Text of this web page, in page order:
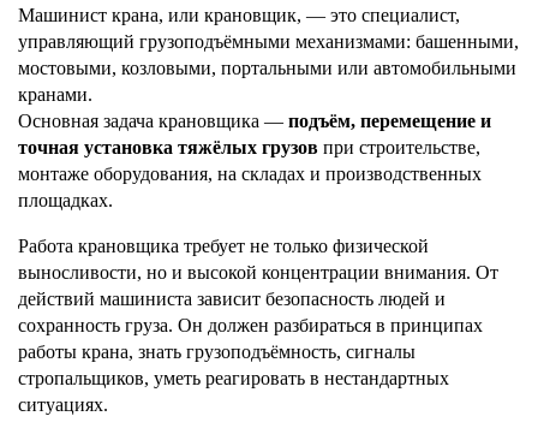
Машинист крана, или крановщик, — это специалист,
управляющий грузоподъёмными механизмами: башенными,
мостовыми, козловыми, портальными или автомобильными
кранами.
Основная задача крановщика — подъём, перемещение и
точная установка тяжёлых грузов при строительстве,
монтаже оборудования, на складах и производственных
площадках.
Работа крановщика требует не только физической
выносливости, но и высокой концентрации внимания. От
действий машиниста зависит безопасность людей и
сохранность груза. Он должен разбираться в принципах
работы крана, знать грузоподъёмность, сигналы
стропальщиков, уметь реагировать в нестандартных
ситуациях.